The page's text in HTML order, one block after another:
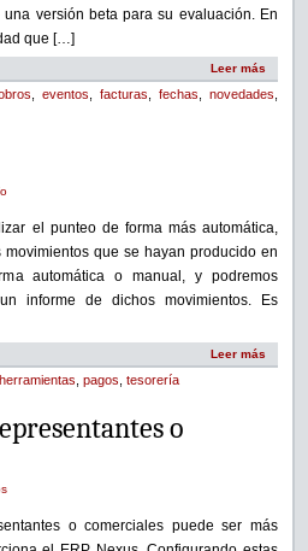
versión beta para su evaluación. En
que […]
Leer más
eventos facturas fechas novedades
el punteo de forma más automática,
que se hayan producido en
automática o manual, y podremos
informe de dichos movimientos. Es
Leer más
herramientas pagos tesorería
o
o comerciales puede ser más